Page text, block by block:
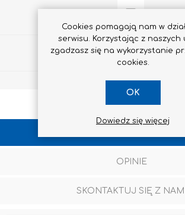
Udostępnij
OPINIE
SKONTAKTUJ SIĘ Z NAMI
Cookies pomagają nam w
serwisu. Korzystając z naszych
zgadzasz się na wykorzystanie
cookies.
OK
Dowiedz się więcej